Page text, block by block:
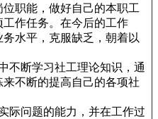
职能，做好自己的本职工
作任务。在今后的工作
水平，克服缺乏，朝着以
不断学习社工理论知识，通
不断的提高自己的各项社
际问题的能力，并在工作过